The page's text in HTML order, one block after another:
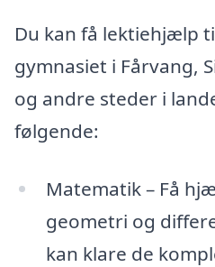
Du kan få lektiehjælp
gymnasiet i Fårvang,
og andre steder i
følgende:
Matematik – Få
geometri og
kan klare de